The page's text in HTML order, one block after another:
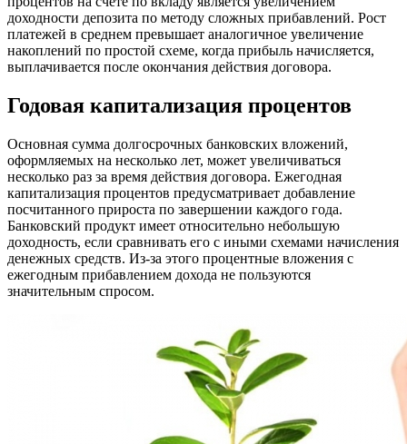
доходности депозита по методу сложных прибавлений. Рост
платежей в среднем превышает аналогичное увеличение
накоплений по простой схеме, когда прибыль начисляется,
выплачивается после окончания действия договора.
Годовая капитализация процентов
Основная сумма долгосрочных банковских вложений,
оформляемых на несколько лет, может увеличиваться
несколько раз за время действия договора. Ежегодная
капитализация процентов предусматривает добавление
посчитанного прироста по завершении каждого года.
Банковский продукт имеет относительно небольшую
доходность, если сравнивать его с иными схемами начисления
денежных средств. Из-за этого процентные вложения с
ежегодным прибавлением дохода не пользуются
значительным спросом.